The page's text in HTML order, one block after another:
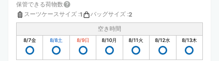
保管できる荷物数
スーツケースサイズ :1 バッグサイズ :2
空き時間
8/7金 8/8土 8/9日 8/10月 8/11火 8/12水 8/13木